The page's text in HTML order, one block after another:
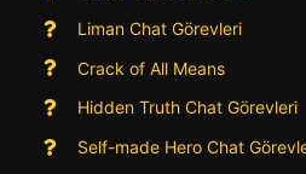
Liman Chat Görevleri
Crack of All Means
Hidden Truth Chat Görevleri
Self-made Hero Chat